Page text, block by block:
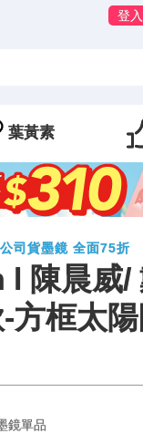
登
葉黃素
司貨墨鏡 全面75折
l 陳晨威/
方框太
鏡單品